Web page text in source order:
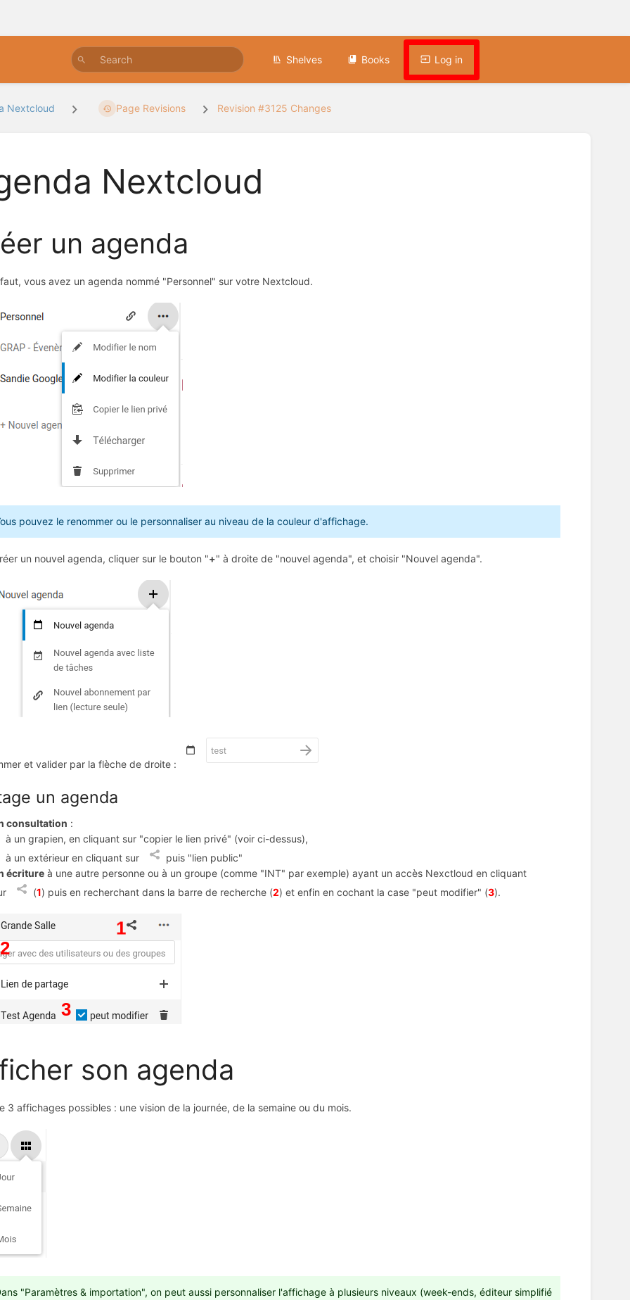
Shelves Books Log in
Nextcloud Page Revisions Revision #3125 Changes
Nextcloud
un agenda
vous avez un agenda nommé "Personnel" sur votre Nextcloud.
pouvez le renommer ou le personnaliser au niveau de la couleur d'affichage.
un nouvel agenda, cliquer sur le bouton "+" à droite de "nouvel agenda", et choisir "Nouvel agenda".
et valider par la flèche de droite :
un agenda
consultation :
à un grapien, en cliquant sur "copier le lien privé" (voir ci-dessus),
à un extérieur en cliquant sur
puis "lien public"
écriture à une autre personne ou à un groupe (comme "INT" par exemple) ayant un accès Nexctloud en cliquant
(1) puis en recherchant dans la barre de recherche (2) et enfin en cochant la case "peut modifier" (3).
son agenda
3 affichages possibles : une vision de la journée, de la semaine ou du mois.
"Paramètres & importation", on peut aussi personnaliser l'affichage à plusieurs niveaux (week-ends, éditeur simplifié